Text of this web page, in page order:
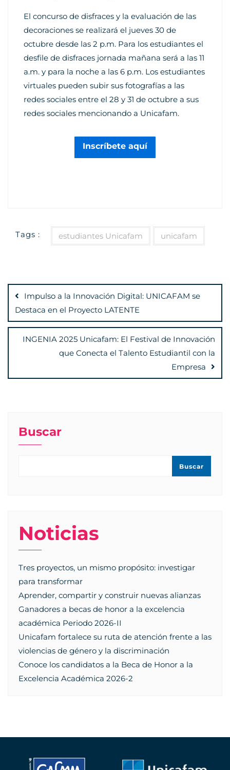
El concurso de disfraces y la evaluación de las
decoraciones se realizará el jueves 30 de
octubre desde las 2 p.m. Para los estudiantes el
desfile de disfraces jornada mañana será a las 11
a.m. y para la noche a las 6 p.m. Los estudiantes
virtuales pueden subir sus fotografías a las
redes sociales entre el 28 y 31 de octubre a sus
redes sociales mencionando a Unicafam.
Inscríbete aquí
Tags : estudiantes Unicafam unicafam
de
entradas
Impulso a la Innovación Digital: UNICAFAM se
Destaca en el Proyecto LATENTE
INGENIA 2025 Unicafam: El Festival de Innovación
que Conecta el Talento Estudiantil con la
Empresa
Buscar
Buscar
Noticias
Tres proyectos, un mismo propósito: investigar
para transformar
Aprender, compartir y construir nuevas alianzas
Ganadores a becas de honor a la excelencia
académica Periodo 2026-II
Unicafam fortalece su ruta de atención frente a las
violencias de género y la discriminación
Conoce los candidatos a la Beca de Honor a la
Excelencia Académica 2026-2